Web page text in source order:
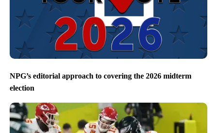
NPG’s editorial approach to covering the 2026 midterm
election